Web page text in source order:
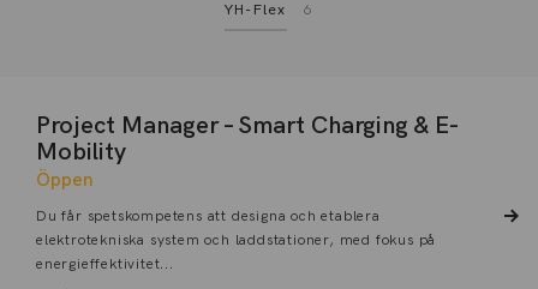
YH-Flex 6
Project Manager – Smart Charging & E-
Mobility
Öppen
Du får spetskompetens att designa och etablera
elektrotekniska system och laddstationer, med fokus på
energieffektivitet...